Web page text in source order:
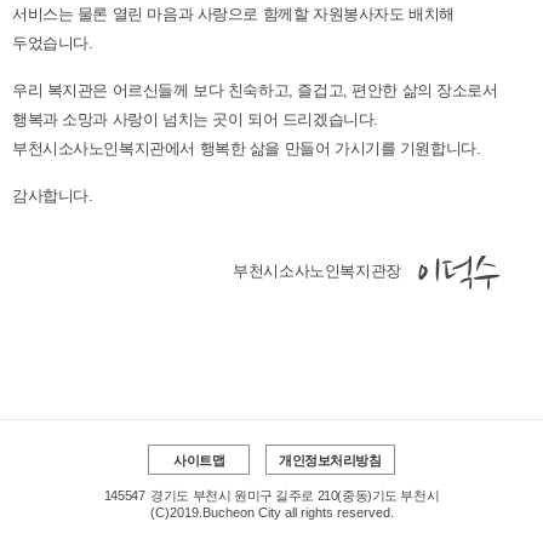
서비스는 물론 열린 마음과 사랑으로 함께할 자원봉사자도 배치해
두었습니다.
우리 복지관은 어르신들께 보다 친숙하고, 즐겁고, 편안한 삶의 장소로서
행복과 소망과 사랑이 넘치는 곳이 되어 드리겠습니다.
부천시소사노인복지관에서 행복한 삶을 만들어 가시기를 기원합니다.
감사합니다.
부천시소사노인복지관장 이덕수
사이트맵 개인정보처리방침
145547 경기도 부천시 원미구 길주로 210(중동)기도 부천시
(C)2019.Bucheon City all rights reserved.